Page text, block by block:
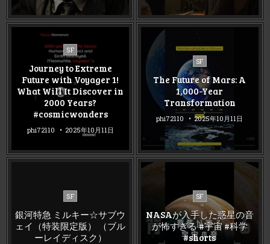
Posted
in
SF
Journey to Extreme
Future with Voyager 1!
What Will It Discover in
2000 Years?
#cosmicwonders
phi72110 2025年10月11日
Posted
in
SF
The Future of Mars: A
1,000-Year
Transformation
phi72110 2025年10月11日
Posted
SF
銀河特急 ミルキー☆サブウ
ェイ（特装限定版） （ブル
ーレイディスク）
Posted
in
SF
NASAが入手した惑星の音
が怖すぎる #宇宙 #科学
#shorts